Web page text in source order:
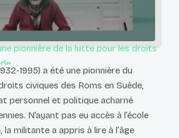
pionnière de la lutte pour les droits
1995) a été une pionnière du
civiques des Roms en Suède,
personnel et politique acharné
N’ayant pas eu accès à l’école
la militante a appris à lire à l’âge